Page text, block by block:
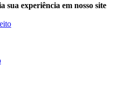
sua experiência em nosso site